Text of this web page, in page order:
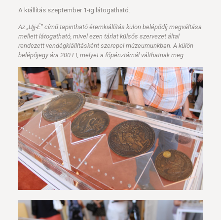
A kiállítás szeptember 1-ig látogatható.
Az „Ujj-É” című tapintható éremkiállítás külön belépődíj megváltása
mellett látogatható, mivel ezen tárlat külsős szervezet által
rendezett vendégkiállításként szerepel múzeumunkban. A külön
belépőjegy ára 200 Ft, melyet a főpénztárnál válthatnak meg.